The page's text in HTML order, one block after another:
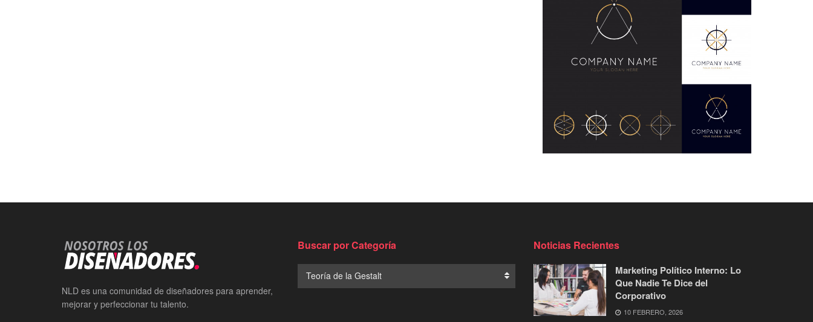
NLD es una comunidad de diseñadores para aprender,
mejorar y perfeccionar tu talento.
Buscar por Categoría
Buscar
Teoría de la Gestalt
Noticias Recientes
Marketing Político Interno: Lo
Que Nadie Te Dice del
Corporativo
10 FEBRERO, 2026